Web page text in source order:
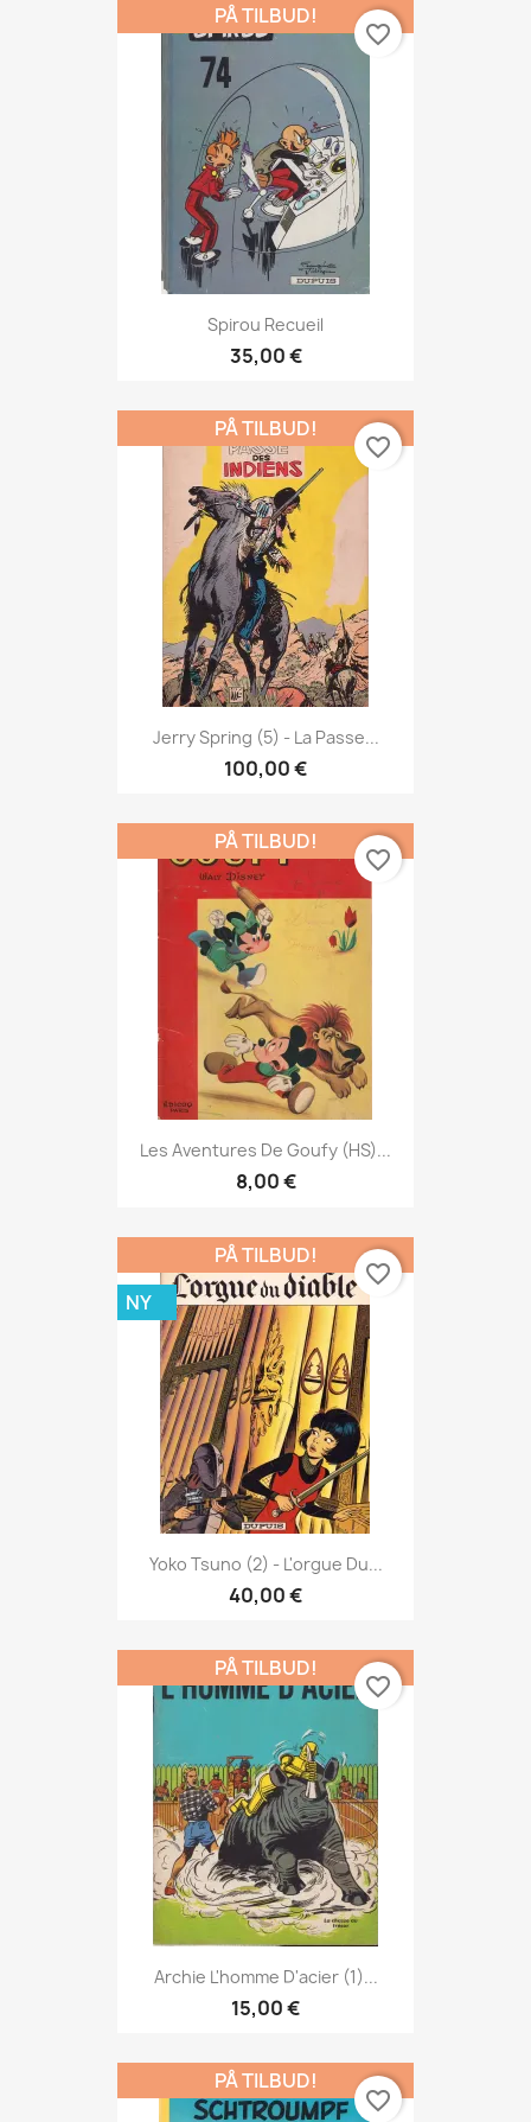
Spirou Recueil
35,00 €
PÅ TILBUD!
favorite_border
Jerry Spring (5) - La Passe...
100,00 €
PÅ TILBUD!
favorite_border
Les Aventures De Goufy (HS)...
8,00 €
PÅ TILBUD!
favorite_border
Yoko Tsuno (2) - L'orgue Du...
40,00 €
PÅ TILBUD!
NY
favorite_border
Archie L'homme D'acier (1)...
15,00 €
PÅ TILBUD!
favorite_border
PÅ TILBUD!
favorite_border